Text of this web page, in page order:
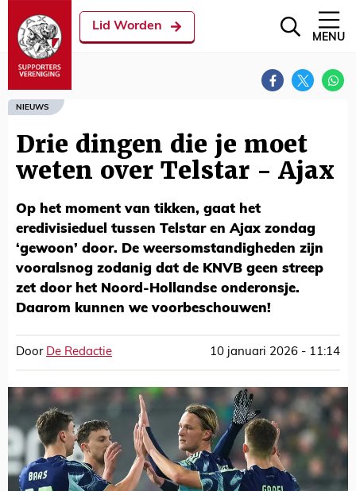
Lid Worden
MENU
NIEUWS
Drie dingen die je moet
weten over Telstar - Ajax
Op het moment van tikken, gaat het
eredivisieduel tussen Telstar en Ajax zondag
‘gewoon’ door. De weersomstandigheden zijn
vooralsnog zodanig dat de KNVB geen streep
zet door het Noord-Hollandse onderonsje.
Daarom kunnen we voorbeschouwen!
Door De Redactie 10 januari 2026 - 11:14